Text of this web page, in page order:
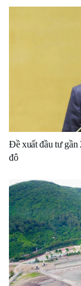
Đề xuất đầu tư
đô